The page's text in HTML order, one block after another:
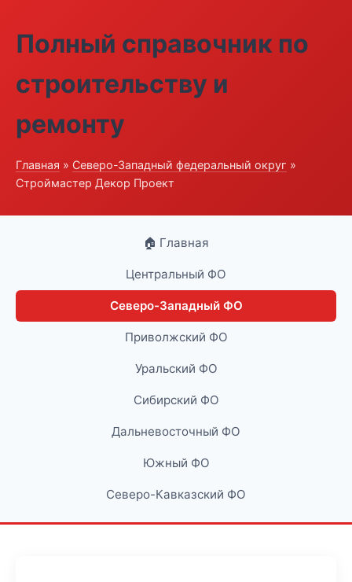
Полный справочник по
строительству и
ремонту
Главная » Северо-Западный федеральный округ »
Строймастер Декор Проект
🏠 Главная
Центральный ФО
Северо-Западный ФО
Приволжский ФО
Уральский ФО
Сибирский ФО
Дальневосточный ФО
Южный ФО
Северо-Кавказский ФО